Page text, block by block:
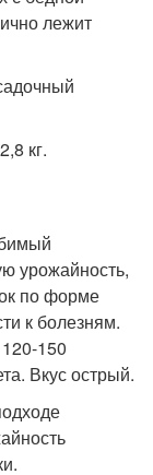
лежит
кг.
урожайность,
по форме
к болезням.
150
Вкус острый.